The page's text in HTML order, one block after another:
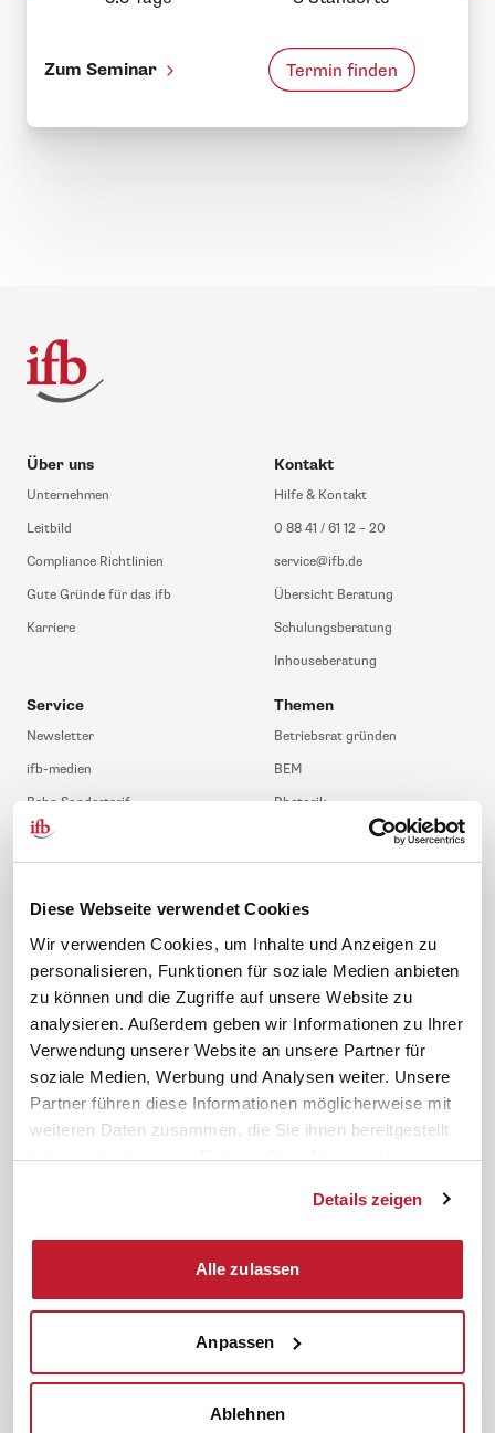
Diese Webseite verwendet Cookies
Wir verwenden Cookies, um Inhalte und Anzeigen zu
personalisieren, Funktionen für soziale Medien anbieten
zu können und die Zugriffe auf unsere Website zu
analysieren. Außerdem geben wir Informationen zu Ihrer
Verwendung unserer Website an unsere Partner für
soziale Medien, Werbung und Analysen weiter. Unsere
Partner führen diese Informationen möglicherweise mit
weiteren Daten zusammen, die Sie ihnen bereitgestellt
haben oder die sie im Rahmen Ihrer Nutzung der
Details zeigen
Alle zulassen
Anpassen
Ablehnen
Zum Seminar Termin finden
Über uns
Unternehmen
Leitbild
Compliance Richtlinien
Gute Gründe für das ifb
Karriere
Kontakt
Hilfe & Kontakt
0 88 41 / 61 12 – 20
service@ifb.de
Übersicht Beratung
Schulungsberatung
Inhouseberatung
Service
Newsletter
ifb-medien
Bahn Sondertarif
meinifb
FAQ
ifb-App Betriebsrat360
Themen
Betriebsrat gründen
BEM
Rhetorik
JAV-Wahl
News. Wissen. Themen.
Lexikon
Rechtsprechung
Gesetze
Folgen Sie uns
Sicherheit durch geprüfte
Qualität!
Institut zur Fortbildung von
Betriebsräten GmbH & Co. KG
© 2026
Cookiebot Impressum
AGB